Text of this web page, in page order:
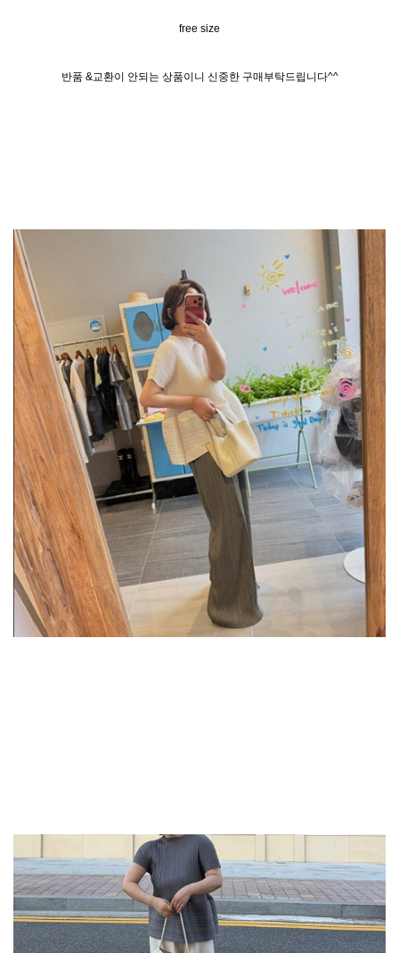
free size
반품 &교환이 안되는 상품이니 신중한 구매부탁드립니다^^